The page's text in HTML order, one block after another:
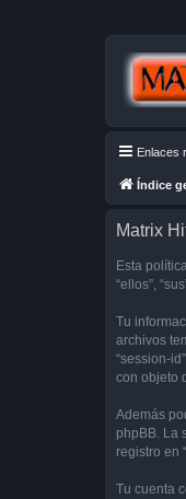
Enlaces
Índice
Matrix
Esta
“ellos”,
Tu
archivos
“session-
con objeto
Además
phpBB. La
registro en
Tu cuenta